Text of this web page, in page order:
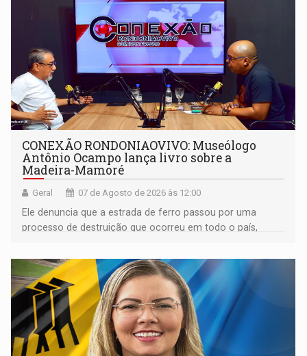
CONEXÃO RONDONIAOVIVO: Museólogo
Antônio Ocampo lança livro sobre a
Madeira-Mamoré
Geral 07 de Agosto de 2026 às 12:00
Ele denuncia que a estrada de ferro passou por uma
processo de destruição que ocorreu em todo o país,